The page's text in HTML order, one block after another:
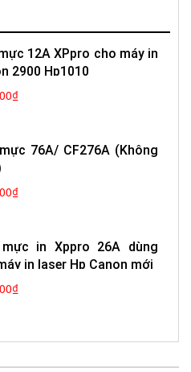
12A XPpro cho máy in
2900 Hp1010
76A/ CF276A (Không
mực in Xppro 26A dùng
in laser Hp Canon mới